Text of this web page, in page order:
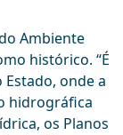
Ambiente
histórico. “É
onde a
hidrográfica
os Planos